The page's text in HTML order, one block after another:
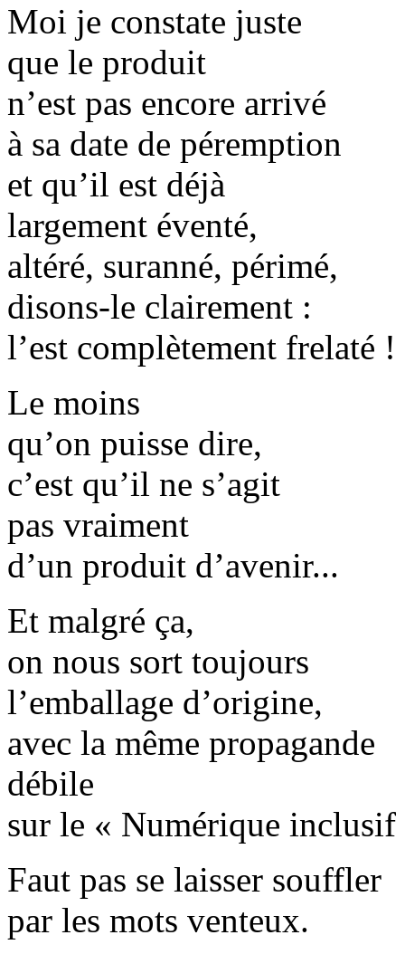
Moi je constate juste
que le produit
n’est pas encore arrivé
à sa date de péremption
et qu’il est déjà
largement éventé,
altéré, suranné, périmé,
disons-le clairement :
l’est complètement frelaté !
Le moins
qu’on puisse dire,
c’est qu’il ne s’agit
pas vraiment
d’un produit d’avenir...
Et malgré ça,
on nous sort toujours
l’emballage d’origine,
avec la même propagande
débile
sur le « Numérique inclusif
Faut pas se laisser souffler
par les mots venteux.